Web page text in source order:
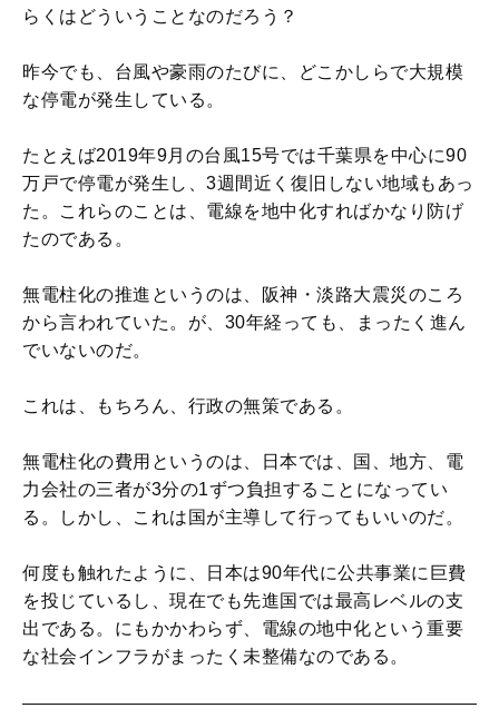
らくはどういうことなのだろう？
昨今でも、台風や豪雨のたびに、どこかしらで大規模
な停電が発生している。
たとえば2019年9月の台風15号では千葉県を中心に90
万戸で停電が発生し、3週間近く復旧しない地域もあっ
た。これらのことは、電線を地中化すればかなり防げ
たのである。
無電柱化の推進というのは、阪神・淡路大震災のころ
から言われていた。が、30年経っても、まったく進ん
でいないのだ。
これは、もちろん、行政の無策である。
無電柱化の費用というのは、日本では、国、地方、電
力会社の三者が3分の1ずつ負担することになってい
る。しかし、これは国が主導して行ってもいいのだ。
何度も触れたように、日本は90年代に公共事業に巨費
を投じているし、現在でも先進国では最高レベルの支
出である。にもかかわらず、電線の地中化という重要
な社会インフラがまったく未整備なのである。